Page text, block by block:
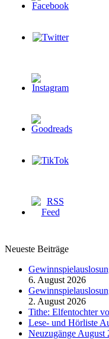
Neueste Beiträge
6. August 2026
2. August 2026
Tithe: Elfentochter
Lese- und Hörliste
Neuzugänge August